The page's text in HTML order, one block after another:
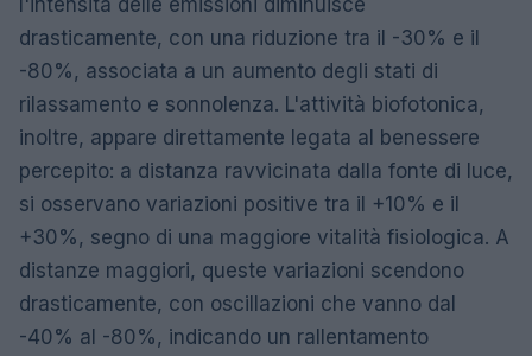
drasticamente, con una riduzione tra il -30% e il
-80%, associata a un aumento degli stati di
rilassamento e sonnolenza. L'attività biofotonica,
inoltre, appare direttamente legata al benessere
percepito: a distanza ravvicinata dalla fonte di luce,
si osservano variazioni positive tra il +10% e il
+30%, segno di una maggiore vitalità fisiologica. A
distanze maggiori, queste variazioni scendono
drasticamente, con oscillazioni che vanno dal
-40% al -80%, indicando un rallentamento